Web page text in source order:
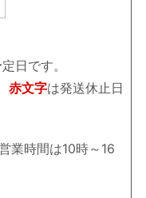
日です。
赤文字は発送休止日
業時間は10時～16